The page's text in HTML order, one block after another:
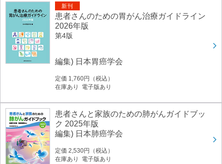
新刊
患者さんのための胃がん治療ガイドライン
2026年版
第4版
編集) 日本胃癌学会
定価 1,760円（税込）
在庫あり 電子版あり
患者さんと家族のための肺がんガイドブッ
ク 2025年版
編集) 日本肺癌学会
定価 2,530円（税込）
在庫あり 電子版あり